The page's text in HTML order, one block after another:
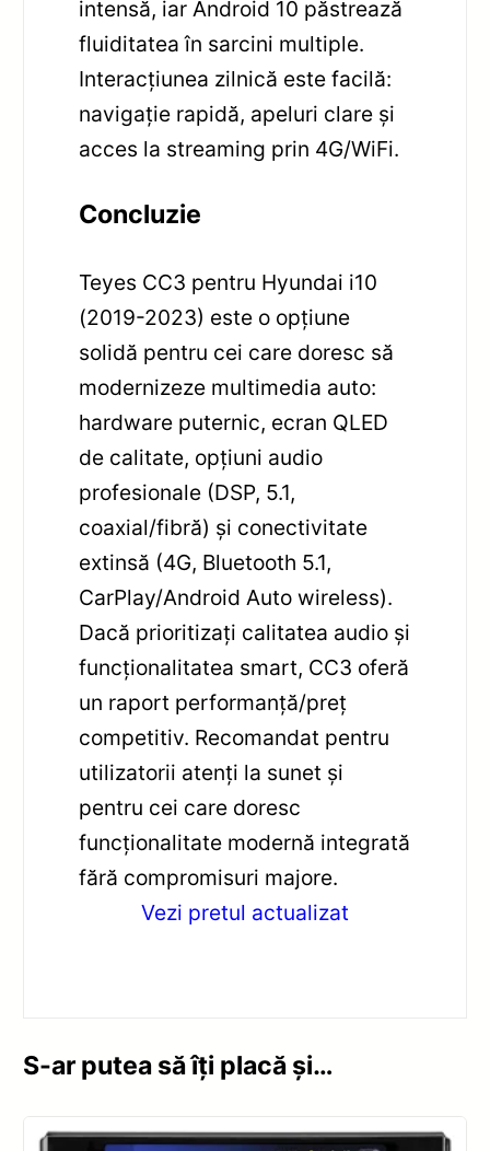
intensă, iar Android 10 păstrează
fluiditatea în sarcini multiple.
Interacțiunea zilnică este facilă:
navigație rapidă, apeluri clare și
acces la streaming prin 4G/WiFi.
Concluzie
Teyes CC3 pentru Hyundai i10
(2019-2023) este o opțiune
solidă pentru cei care doresc să
modernizeze multimedia auto:
hardware puternic, ecran QLED
de calitate, opțiuni audio
profesionale (DSP, 5.1,
coaxial/fibră) și conectivitate
extinsă (4G, Bluetooth 5.1,
CarPlay/Android Auto wireless).
Dacă prioritizați calitatea audio și
funcționalitatea smart, CC3 oferă
un raport performanță/preț
competitiv. Recomandat pentru
utilizatorii atenți la sunet și
pentru cei care doresc
funcționalitate modernă integrată
fără compromisuri majore.
Vezi pretul actualizat
S-ar putea să îți placă și…